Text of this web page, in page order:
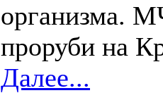
организма.
проруби на
Далее...